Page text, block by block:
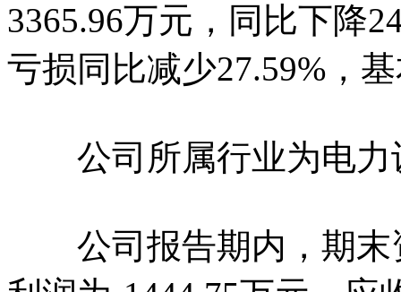
3365.96万元，同比下降
亏损同比减少27.59%，
公司所属行业为电力
公司报告期内，期末